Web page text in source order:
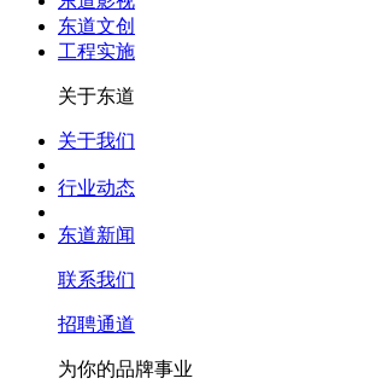
东道文创
工程实施
关于东道
关于我们
行业动态
东道新闻
联系我们
招聘通道
为你的品牌事业